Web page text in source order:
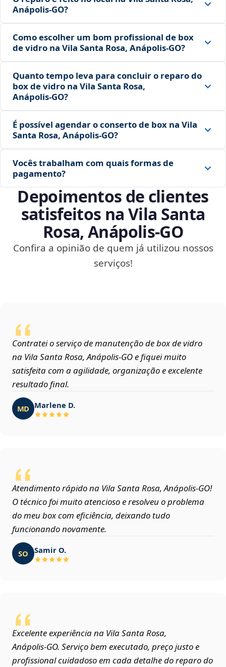
Anápolis‑GO?
Como escolher um bom profissional de box
de vidro na Vila Santa Rosa, Anápolis‑GO?
Quanto tempo leva para concluir o reparo do
box de vidro na Vila Santa Rosa,
Anápolis‑GO?
É possível agendar o conserto de box na Vila
Santa Rosa, Anápolis‑GO?
Vocês trabalham com quais formas de
pagamento?
Depoimentos de clientes
satisfeitos na Vila Santa
Rosa, Anápolis‑GO
Confira a opinião de quem já utilizou nossos
serviços!
Contratei o serviço de manutenção de box de vidro
na Vila Santa Rosa, Anápolis‑GO e fiquei muito
satisfeita com a agilidade, organização e excelente
resultado final.
MD Marlene D.
Atendimento rápido na Vila Santa Rosa, Anápolis‑GO!
O técnico foi muito atencioso e resolveu o problema
do meu box com eficiência, deixando tudo
funcionando novamente.
SO Samir O.
Excelente experiência na Vila Santa Rosa,
Anápolis‑GO. Serviço bem executado, preço justo e
profissional cuidadoso em cada detalhe do reparo do